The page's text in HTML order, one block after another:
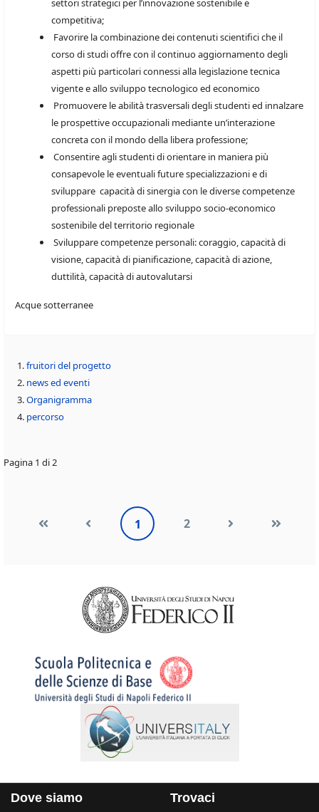
settori strategici per l’innovazione sostenibile e
competitiva;
Favorire la combinazione dei contenuti scientifici che il
corso di studi offre con il continuo aggiornamento degli
aspetti più particolari connessi alla legislazione tecnica
vigente e allo sviluppo tecnologico ed economico
Promuovere le abilità trasversali degli studenti ed innalzare
le prospettive occupazionali mediante un’interazione
concreta con il mondo della libera professione;
Consentire agli studenti di orientare in maniera più
consapevole le eventuali future specializzazioni e di
sviluppare capacità di sinergia con le diverse competenze
professionali preposte allo sviluppo socio-economico
sostenibile del territorio regionale
Sviluppare competenze personali: coraggio, capacità di
visione, capacità di pianificazione, capacità di azione,
duttilità, capacità di autovalutarsi
Acque sotterranee
fruitori del progetto
news ed eventi
Organigramma
percorso
Pagina 1 di 2
1 2
Dove siamo Trovaci